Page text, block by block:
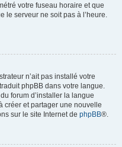
votre fuseau horaire et que
le serveur ne soit pas à l’heure.
n’ait pas installé votre
phpBB dans votre langue.
forum d’installer la langue
créer et partager une nouvelle
sur le site Internet de phpBB®.